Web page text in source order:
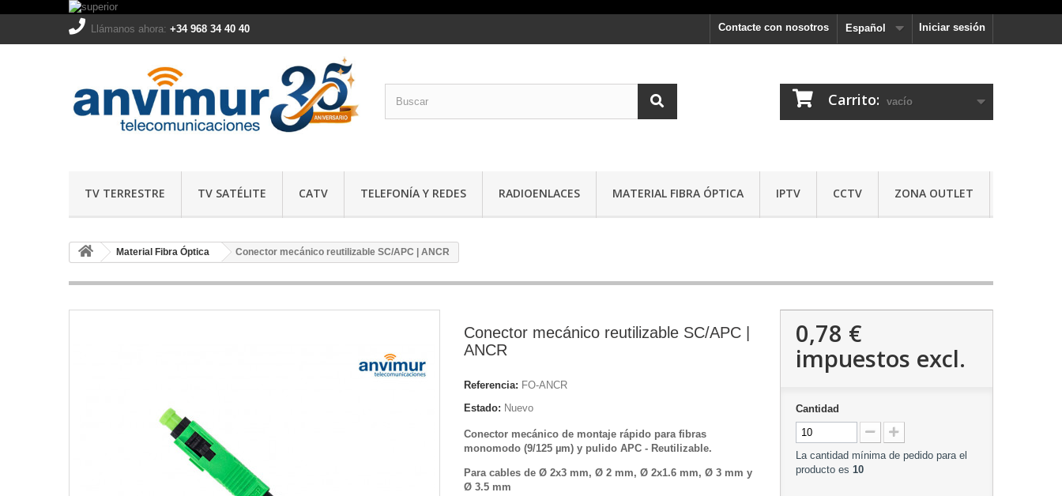
Iniciar sesión
Español
Contacte con nosotros
Llámanos ahora: +34 968 34 40 40
Carrito: vacío
TV TERRESTRE TV SATÉLITE CATV TELEFONÍA Y REDES RADIOENLACES MATERIAL FIBRA ÓPTICA IPTV CCTV ZONA OUTLET
Material Fibra Óptica Conector mecánico reutilizable SC/APC | ANCR
Conector mecánico reutilizable SC/APC |
ANCR
Referencia: FO-ANCR
Estado: Nuevo
Conector mecánico de montaje rápido para fibras
monomodo (9/125 µm) y pulido APC - Reutilizable.
Para cables de Ø 2x3 mm, Ø 2 mm, Ø 2x1.6 mm, Ø 3 mm y
Ø 3.5 mm
0,78 €
impuestos excl.
Cantidad
La cantidad mínima de pedido para el
producto es 10